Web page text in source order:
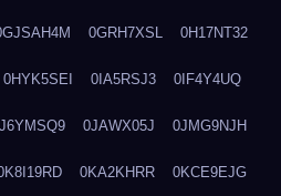
0GRH7XSL 0H17NT32
0HYK5SEI 0IA5RSJ3 0IF4Y4UQ
0JAWX05J 0JMG9NJH
0KA2KHRR 0KCE9EJG